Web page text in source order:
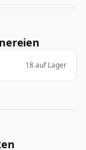
18 auf Lager